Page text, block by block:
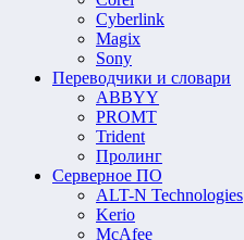
Cyberlink
Magix
Sony
Переводчики и словари
ABBYY
PROMT
Trident
Пролинг
Серверное ПО
ALT-N Technologies
Kerio
McAfee